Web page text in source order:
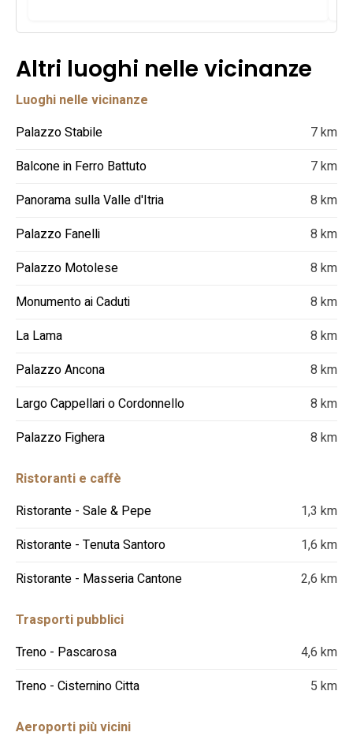
Altri luoghi nelle vicinanze
Luoghi nelle vicinanze
Palazzo Stabile
7 km
Balcone in Ferro Battuto
7 km
Panorama sulla Valle d'Itria
8 km
Palazzo Fanelli
8 km
Palazzo Motolese
8 km
Monumento ai Caduti
8 km
La Lama
8 km
Palazzo Ancona
8 km
Largo Cappellari o Cordonnello
8 km
Palazzo Fighera
8 km
Ristoranti e caffè
Ristorante - Sale & Pepe
1,3 km
Ristorante - Tenuta Santoro
1,6 km
Ristorante - Masseria Cantone
2,6 km
Trasporti pubblici
Treno - Pascarosa
4,6 km
Treno - Cisternino Citta
5 km
Aeroporti più vicini